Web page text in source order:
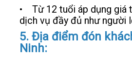
• Từ 12 tuổi áp dụng giá
dịch vụ đầy đủ như người
5. Địa điểm đón
Ninh: